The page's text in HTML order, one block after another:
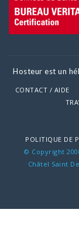
Hosteur est un
CONTACT / AIDE
POLITIQUE DE
© Copyright
Châtel Saint